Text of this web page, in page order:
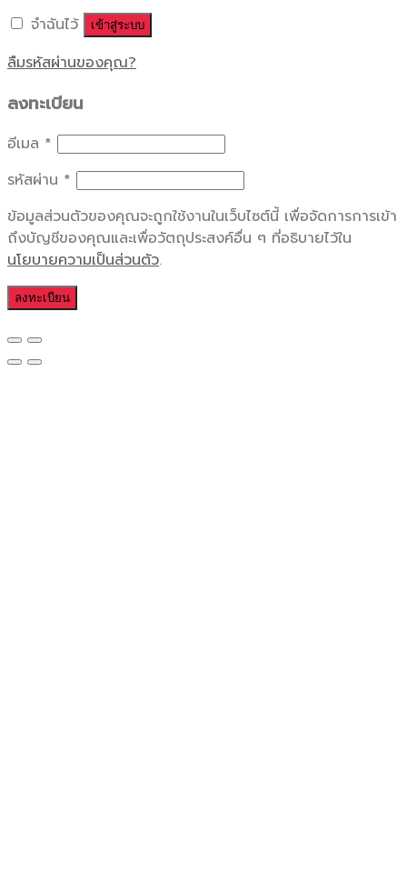
จำฉันไว้
เข้าสู่ระบบ
ลืมรหัสผ่านของคุณ?
ลงทะเบียน
อีเมล *
รหัสผ่าน *
ข้อมูลส่วนตัวของคุณจะถูกใช้งานในเว็บไซต์นี้ เพื่อจัดการการเข้า
ถึงบัญชีของคุณและเพื่อวัตถุประสงค์อื่น ๆ ที่อธิบายไว้ใน
นโยบายความเป็นส่วนตัว.
ลงทะเบียน